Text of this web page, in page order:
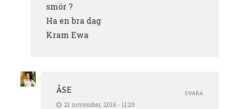
smör ?
Ha en bra dag
Kram Ewa
ÅSE
21 november, 2016 - 11:29
SVARA